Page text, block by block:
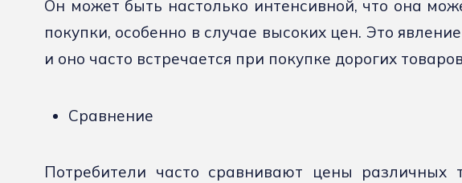
Он может быть настолько интенсивной, что она
покупки, особенно в случае высоких цен. Это
и оно часто встречается при покупке дорогих
Сравнение
Потребители часто сравнивают цены различных